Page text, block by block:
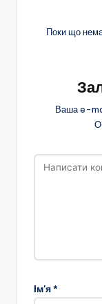
Поки що
Ваша e-
Ім'я*